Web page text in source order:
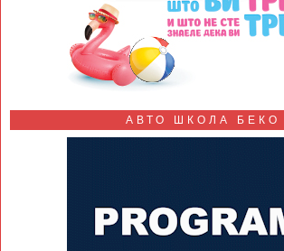
АВТО ШКОЛА БЕКО